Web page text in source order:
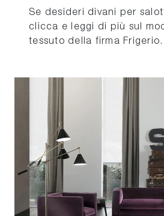
Se desideri divani per
clicca e leggi di più sul
tessuto della firma Frigerio.